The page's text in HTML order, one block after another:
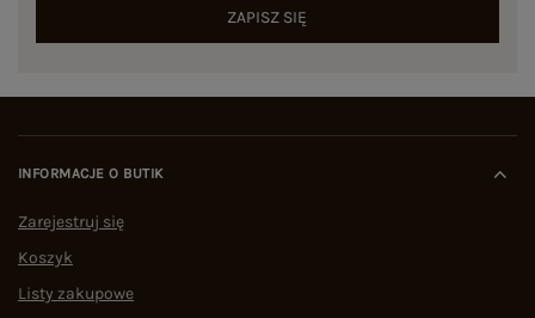
ZAPISZ SIĘ
INFORMACJE O BUTIK
Zarejestruj się
Koszyk
Listy zakupowe